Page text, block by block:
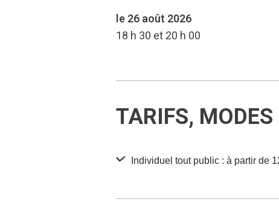
le 26 août 2026
18 h 30 et 20 h 00
TARIFS,
Individuel tout public : à partir de